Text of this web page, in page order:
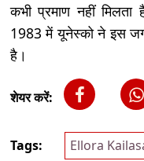
कभी प्रमाण नहीं
1983 में यूनेस्को ने इस
है।
शेयर करें:
Tags: Ellora